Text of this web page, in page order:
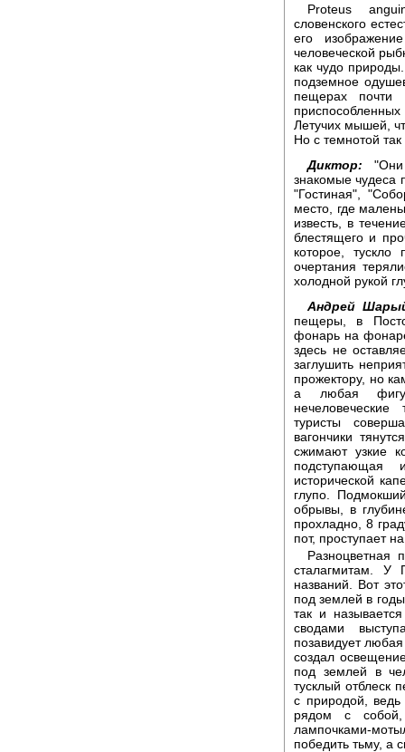
Proteus
словенского
его
человеческой
как чудо
подземное
пещерах почти
Летучих мышей,
Но с темнотой
Диктор: "Они
знакомые чудеса
"Гостиная",
место, где
известь, в
блестящего и
которое, тускло
очертания
холодной рукой
Андрей
пещеры, в
фонарь на
здесь не
заглушить
прожектору, но
а любая
туристы
вагончики
сжимают узкие
подступающая
исторической
глупо.
обрывы, в
прохладно, 8
пот, проступает
Разноцветная
сталагмитам. У
названий. Вот
под землей в
так и
сводами
позавидует любая
создал
под землей в
тусклый отблеск
с природой, ведь
рядом с собой,
лампочками-
победить тьму, а